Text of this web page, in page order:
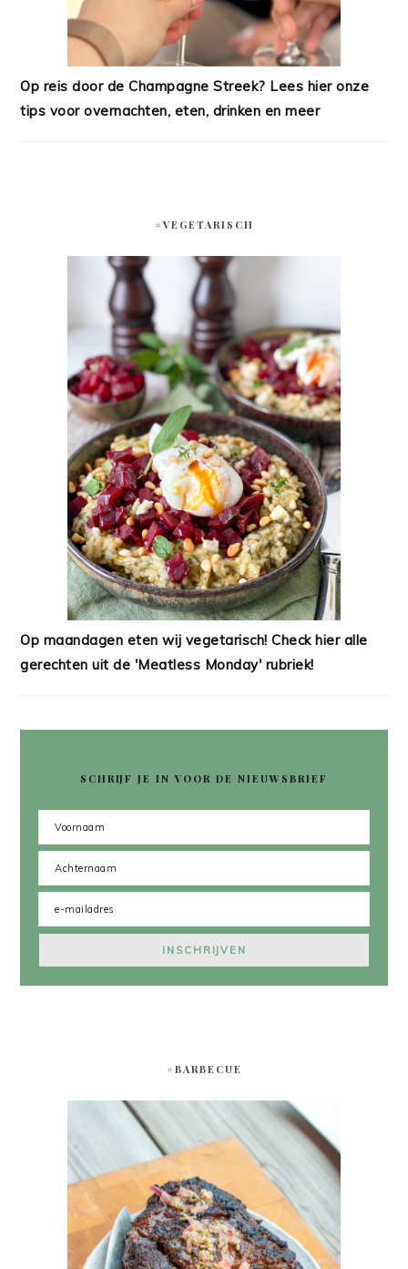
Op reis door de Champagne Streek? Lees hier onze
tips voor overnachten, eten, drinken en meer
#VEGETARISCH
Op maandagen eten wij vegetarisch! Check hier alle
gerechten uit de 'Meatless Monday' rubriek!
SCHRIJF JE IN VOOR DE NIEUWSBRIEF
#BARBECUE